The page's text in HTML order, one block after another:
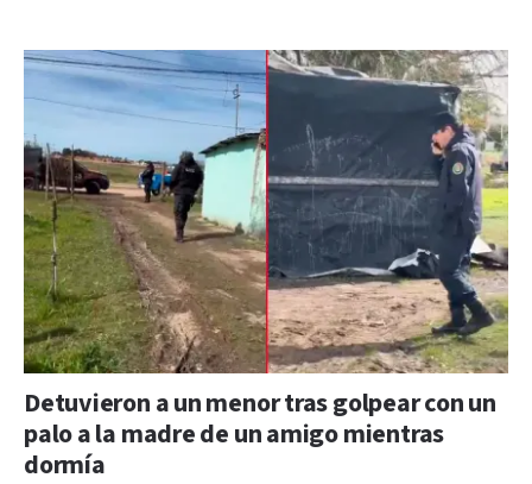
Detuvieron a un menor tras golpear con un
palo a la madre de un amigo mientras
dormía